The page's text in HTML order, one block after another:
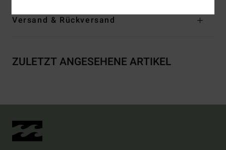
Versand & Rückversand
ZULETZT ANGESEHENE ARTIKEL